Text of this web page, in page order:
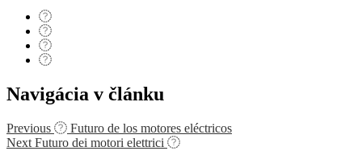
Navigácia v článku
Previous
Futuro de los motores eléctricos
Next Futuro dei motori elettrici